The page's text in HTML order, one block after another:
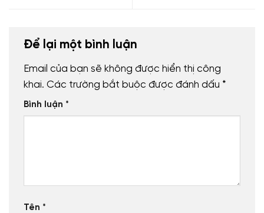
Để lại một bình luận
Email của bạn sẽ không được hiển thị công
khai. Các trường bắt buộc được đánh dấu *
Bình luận *
Tên *